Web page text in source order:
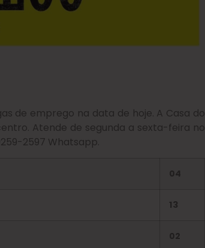
de emprego na data de hoje. A Casa do
Atende de segunda a sexta-feira no
2597 Whatsapp.
04
13
02